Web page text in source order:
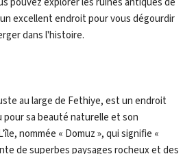
excellent endroit pour vous dégourdir
dans l'histoire.
au large de Fethiye, est un endroit
sa beauté naturelle et son
nommée « Domuz », qui signifie «
de superbes paysages rocheux et des